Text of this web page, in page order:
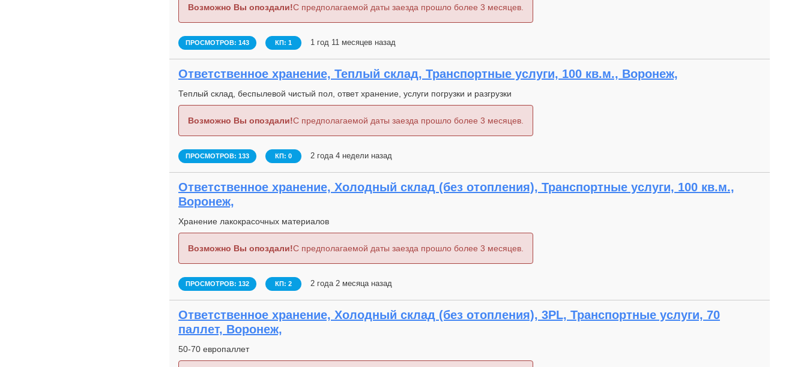
Возможно Вы опоздали!С предполагаемой даты заезда прошло более 3 месяцев.
ПРОСМОТРОВ: 143 КП: 1 1 год 11 месяцев назад
Ответственное хранение, Теплый склад, Транспортные услуги, 100 кв.м., Воронеж,
Теплый склад, беспылевой чистый пол, ответ хранение, услуги погрузки и разгрузки
Возможно Вы опоздали!С предполагаемой даты заезда прошло более 3 месяцев.
ПРОСМОТРОВ: 133 КП: 0 2 года 4 недели назад
Ответственное хранение, Холодный склад (без отопления), Транспортные услуги, 100 кв.м.,
Воронеж,
Хранение лакокрасочных материалов
Возможно Вы опоздали!С предполагаемой даты заезда прошло более 3 месяцев.
ПРОСМОТРОВ: 132 КП: 2 2 года 2 месяца назад
Ответственное хранение, Холодный склад (без отопления), 3PL, Транспортные услуги, 70
паллет, Воронеж,
50-70 европаллет